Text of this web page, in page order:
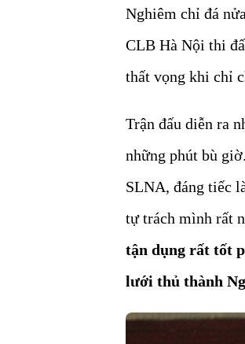
Nghiêm chỉ đá
CLB Hà Nội thi
thất vọng khi chỉ
Trận đấu diễn ra
những phút bù
SLNA, đáng tiếc
tự trách mình rất
tận dụng rất tốt
lưới thủ thành